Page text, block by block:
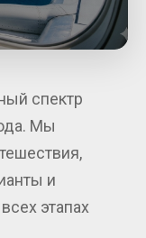
спектр
. Мы
и
этапах